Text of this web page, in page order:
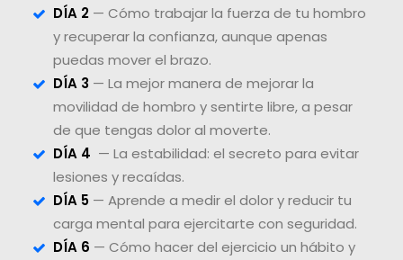
DÍA 2— Cómo trabajar la fuerza de tu hombro
y recuperar la confianza, aunque apenas
puedas mover el brazo.
DÍA 3 — La mejor manera de mejorar la
movilidad de hombro y sentirte libre, a pesar
de que tengas dolor al moverte.
DÍA 4 — La estabilidad: el secreto para evitar
lesiones y recaídas.
DÍA 5— Aprende a medir el dolor y reducir tu
carga mental para ejercitarte con seguridad.
DÍA 6 — Cómo hacer del ejercicio un hábito y